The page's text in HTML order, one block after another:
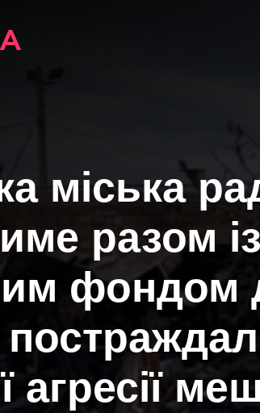
міська
разом із
фондом
агресії